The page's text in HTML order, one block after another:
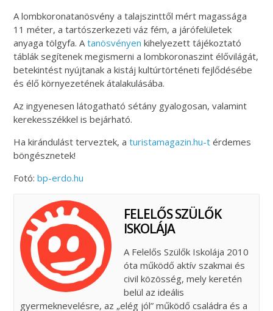
A lombkoronatanösvény a talajszinttől mért magassága
11 méter, a tartószerkezeti váz fém, a járófelületek
anyaga tölgyfa. Atanösvényen kihelyezett tájékoztató
táblák segítenek megismerni a lombkoronaszint élővilágát,
betekintést nyújtanak a kistáj kultúrtörténeti fejlődésébe
és élő környezetének átalakulásába.
Az ingyenesen látogatható sétány gyalogosan, valamint
kerekesszékkel is bejárható.
Ha kirándulást terveztek, a turistamagazin.hu-t érdemes
böngésznetek!
Fotó:bp-erdo.hu
FELELŐS SZÜLŐK
ISKOLÁJA
A Felelős Szülők Iskolája 2010
óta működő aktív szakmai és
civil közösség, mely keretén
belül az ideális
gyermeknevelésre, az „elég jól” működő családra és a